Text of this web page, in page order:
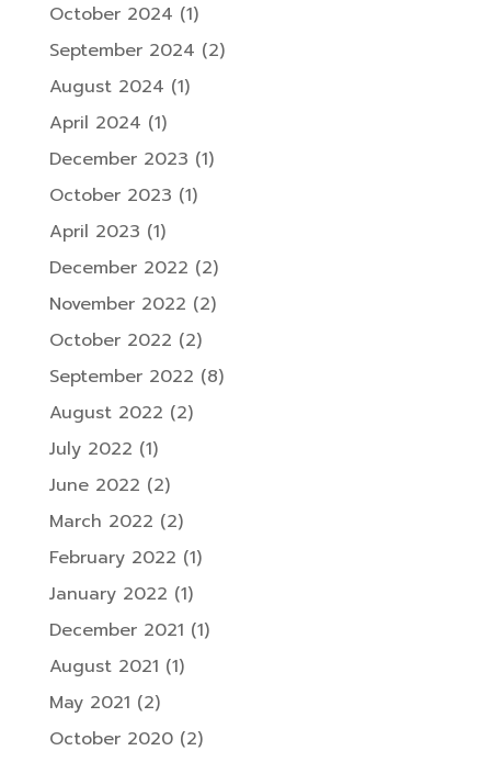
October 2024 (1)
September 2024 (2)
August 2024 (1)
April 2024 (1)
December 2023 (1)
October 2023 (1)
April 2023 (1)
December 2022 (2)
November 2022 (2)
October 2022 (2)
September 2022 (8)
August 2022 (2)
July 2022 (1)
June 2022 (2)
March 2022 (2)
February 2022 (1)
January 2022 (1)
December 2021 (1)
August 2021 (1)
May 2021 (2)
October 2020(2)